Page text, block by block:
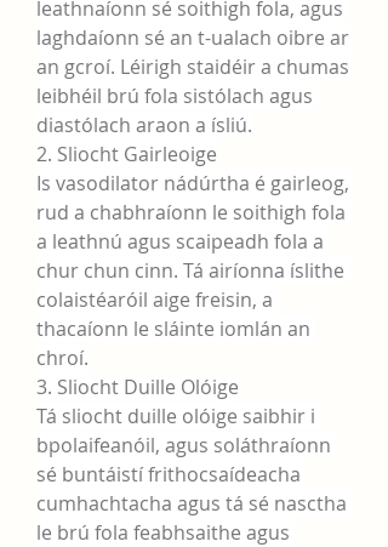
leathnaíonn sé soithigh fola, agus
laghdaíonn sé an t-ualach oibre ar
an gcroí. Léirigh staidéir a chumas
leibhéil brú fola sistólach agus
diastólach araon a ísliú.
2. Sliocht Gairleoige
Is vasodilator nádúrtha é gairleog,
rud a chabhraíonn le soithigh fola
a leathnú agus scaipeadh fola a
chur chun cinn. Tá airíonna íslithe
colaistéaróil aige freisin, a
thacaíonn le sláinte iomlán an
chroí.
3. Sliocht Duille Olóige
Tá sliocht duille olóige saibhir i
bpolaifeanóil, agus soláthraíonn
sé buntáistí frithocsaídeacha
cumhachtacha agus tá sé nasctha
le brú fola feabhsaithe agus